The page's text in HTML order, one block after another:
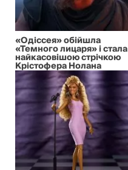
«Одіссея» обійшла
«Темного лицаря» і стала
найкасовішою стрічкою
Крістофера Нолана